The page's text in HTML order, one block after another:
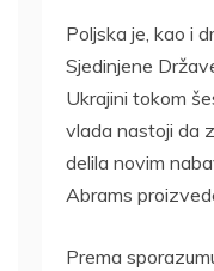
Poljska je, kao i
Sjedinjene
Ukrajini tokom
vlada nastoji da
delila novim
Abrams
Prema